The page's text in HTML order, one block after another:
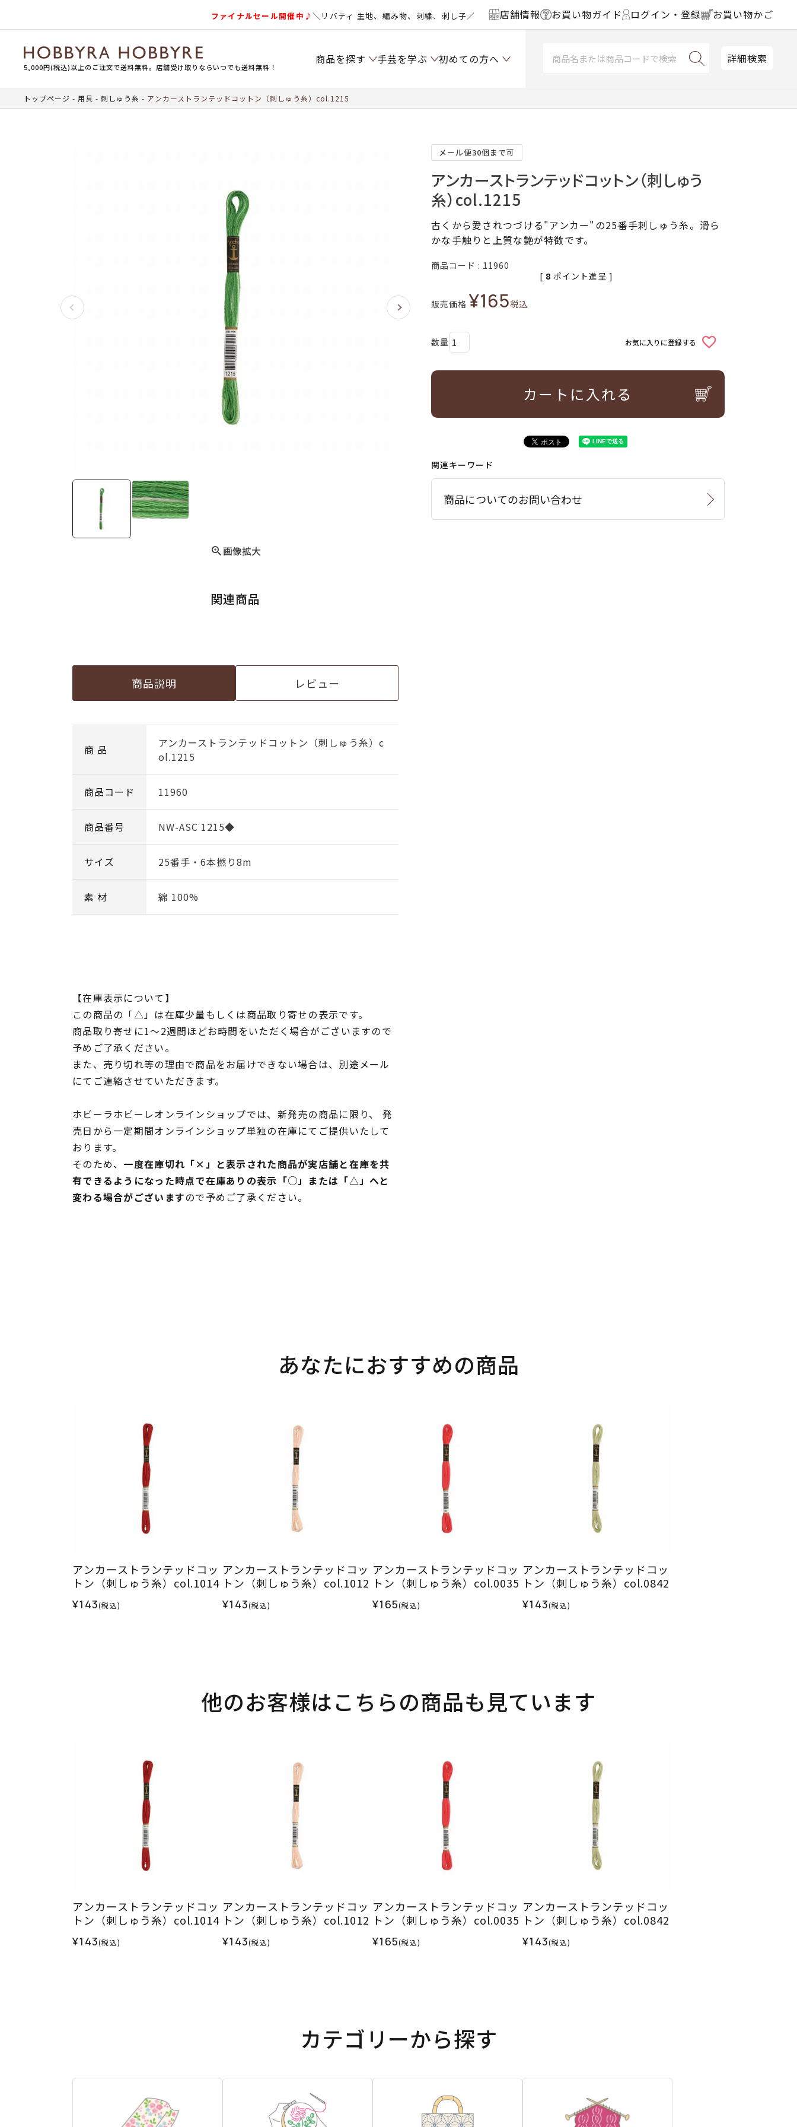
ファイナルセール開催中♪＼リバティ 生地、編み物、刺繍、刺し子／ 店舗情報 お買い物ガイド ログイン・登録 お買い物かご
5,000円(税込)以上のご注文で送料無料。店舗受け取りならいつでも送料無料！
商品を探す 手芸を学ぶ 初めての方へ 詳細検索
トップページ 用具 刺しゅう糸 アンカーストランテッドコットン（刺しゅう糸）col.1215
画像拡大
関連商品
商品説明 レビュー
商 品
アンカーストランテッドコットン（刺しゅう糸）c
ol.1215
商品コード 11960
商品番号 NW-ASC 1215◆
サイズ 25番手・6本撚り8m
素 材 綿 100%
【在庫表示について】
この商品の「△」は在庫少量もしくは商品取り寄せの表示です。
商品取り寄せに1～2週間ほどお時間をいただく場合がございますので
予めご了承ください。
また、売り切れ等の理由で商品をお届けできない場合は、別途メール
にてご連絡させていただきます。
ホビーラホビーレオンラインショップでは、新発売の商品に限り、 発
売日から一定期間オンラインショップ単独の在庫にてご提供いたして
おります。
そのため、 一度在庫切れ「×」と表示された商品が実店舗と在庫を共
有できるようになった時点で在庫ありの表示「○」または「△」へと
変わる場合がございますので予めご了承ください。
メール便30個まで可
アンカーストランテッドコットン（刺しゅう
糸）col.1215
古くから愛されつづける"アンカー"の25番手刺しゅう糸。滑ら
かな手触りと上質な艶が特徴です。
商品コード 11960
販売価格 ¥165税込
[ 8 ポイント進呈 ]
お気に入りに登録する
カートに入れる
関連キーワード
商品についてのお問い合わせ
あなたにおすすめの商品
アンカーストランテッドコッ
トン（刺しゅう糸）col.1014
¥143(税込)
アンカーストランテッドコッ
トン（刺しゅう糸）col.1012
¥143(税込)
アンカーストランテッドコッ
トン（刺しゅう糸）col.0035
¥165(税込)
アンカーストランテッドコッ
トン（刺しゅう糸）col.0842
¥143(税込)
他のお客様はこちらの商品も見ています
アンカーストランテッドコッ
トン（刺しゅう糸）col.1014
¥143(税込)
アンカーストランテッドコッ
トン（刺しゅう糸）col.1012
¥143(税込)
アンカーストランテッドコッ
トン（刺しゅう糸）col.0035
¥165(税込)
アンカーストランテッドコッ
トン（刺しゅう糸）col.0842
¥143(税込)
カテゴリーから探す